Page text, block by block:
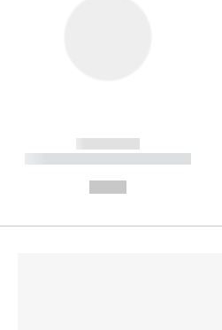
------------
----------- ----------- --------